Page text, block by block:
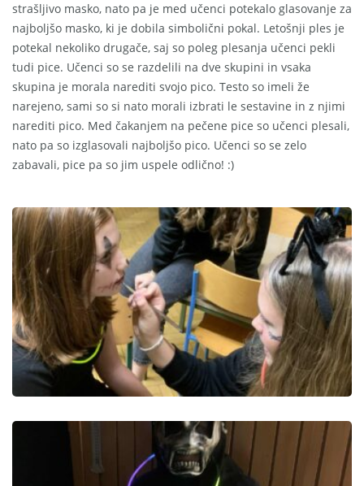
strašljivo masko, nato pa je med učenci potekalo glasovanje za
najboljšo masko, ki je dobila simbolični pokal. Letošnji ples je
potekal nekoliko drugače, saj so poleg plesanja učenci pekli
tudi pice. Učenci so se razdelili na dve skupini in vsaka
skupina je morala narediti svojo pico. Testo so imeli že
narejeno, sami so si nato morali izbrati le sestavine in z njimi
narediti pico. Med čakanjem na pečene pice so učenci plesali,
nato pa so izglasovali najboljšo pico. Učenci so se zelo
zabavali, pice pa so jim uspele odlično! :)